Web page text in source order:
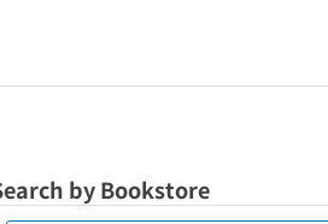
by Bookstore